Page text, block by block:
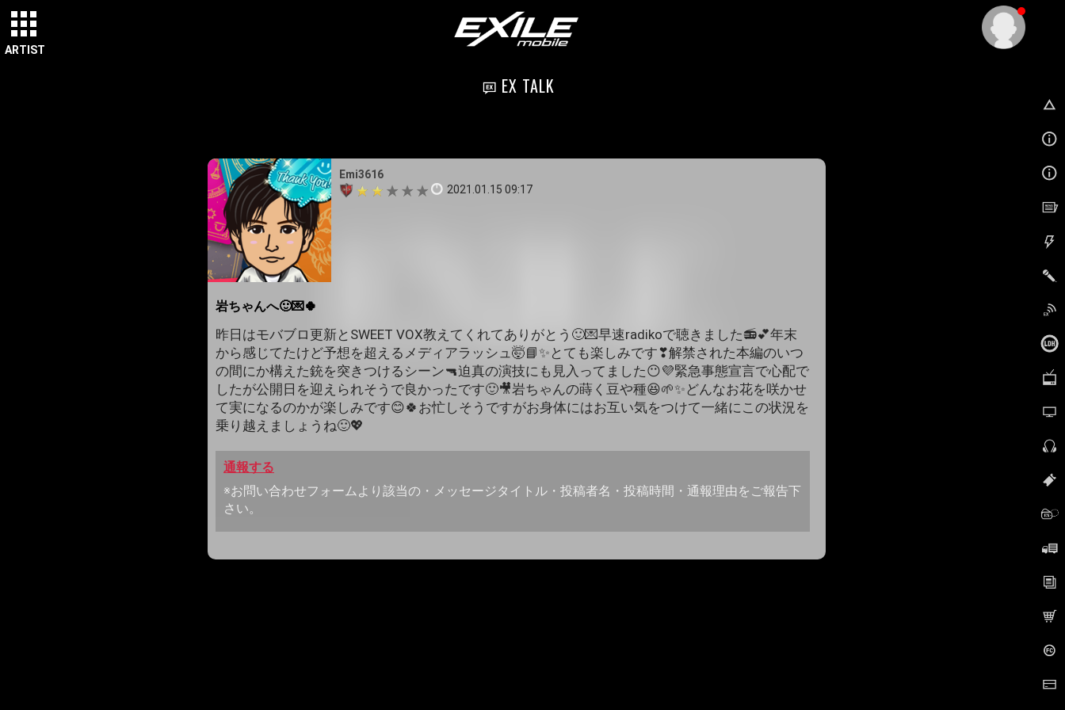
ARTIST
EX TALK
Emi3616
2021.01.15 09:17
岩ちゃんへ🙂💌🍀
昨日はモバブロ更新とSWEET VOX教えてくれてありがとう🙂💌早速radikoで聴きました📻💕年末
から感じてたけど予想を超えるメディアラッシュ🤯📘✨とても楽しみです❣解禁された本編のいつ
の間にか構えた銃を突きつけるシーン🔫迫真の演技にも見入ってました😶💜緊急事態宣言で心配で
したが公開日を迎えられそうで良かったです🙂🎥岩ちゃんの蒔く豆や種😆🌱✨どんなお花を咲かせ
て実になるのかが楽しみです😊🍀お忙しそうですがお身体にはお互い気をつけて一緒にこの状況を
乗り越えましょうね🙂💖
通報する
※お問い合わせフォームより該当の・メッセージタイトル・投稿者名・投稿時間・通報理由をご報告下
さい。